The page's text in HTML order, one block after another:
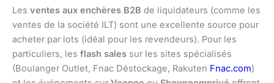
Les ventes aux enchères B2B de liquidateurs (comme les
ventes de la société ILT) sont une excellente source pour
acheter par lots (idéal pour les revendeurs). Pour les
particuliers, les flash sales sur les sites spécialisés
(Boulanger Outlet, Fnac Déstockage, Rakuten Fnac.com)